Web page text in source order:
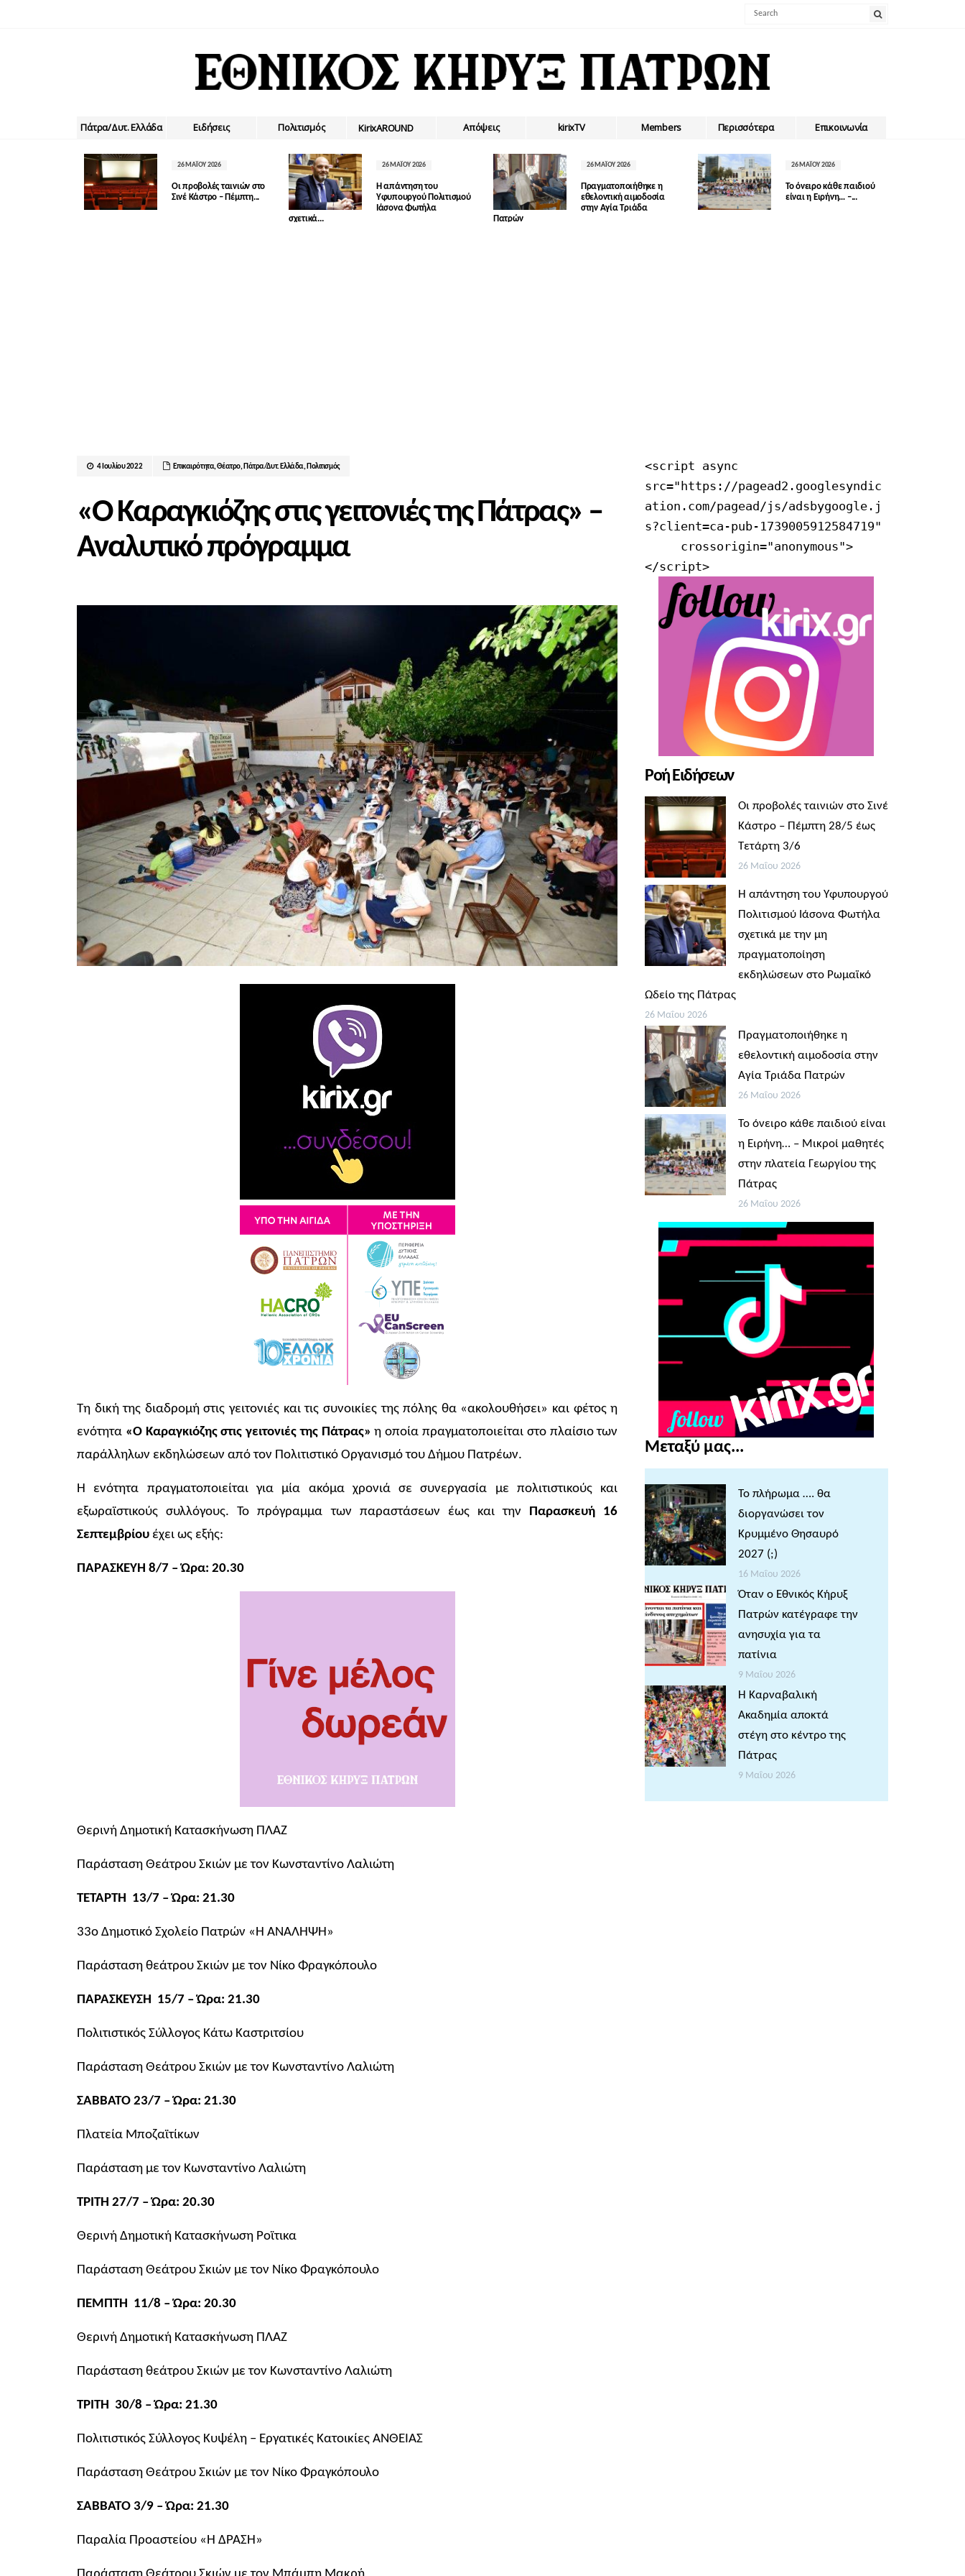
Πάτρα/Δυτ. Ελλάδα Ειδήσεις Πολιτισμός ΚirixAROUND Απόψεις kirixTV Members Περισσότερα Επικοινωνία
26 ΜΑΪ́ΟΥ 2026
Οι προβολές ταινιών στο
Σινέ Κάστρο – Πέμπτη...
26 ΜΑΪ́ΟΥ 2026
Η απάντηση του
Υφυπουργού Πολιτισμού
Ιάσονα Φωτήλα
σχετικά...
26 ΜΑΪ́ΟΥ 2026
Πραγματοποιήθηκε η
εθελοντική αιμοδοσία
στην Αγία Τριάδα
Πατρών
26 ΜΑΪ́ΟΥ 2026
Το όνειρο κάθε παιδιού
είναι η Ειρήνη… –...
4 Ιουλίου 2022 Επικαιρότητα,Θέατρο,Πάτρα/Δυτ. Ελλάδα,Πολιτισμός
«Ο Καραγκιόζης στις γειτονιές της Πάτρας» –
Αναλυτικό πρόγραμμα
Τη δική της διαδρομή στις γειτονιές και τις συνοικίες της πόλης θα «ακολουθήσει» και φέτος η
ενότητα «Ο Καραγκιόζης στις γειτονιές της Πάτρας» η οποία πραγματοποιείται στο πλαίσιο των
παράλληλων εκδηλώσεων από τον Πολιτιστικό Οργανισμό του Δήμου Πατρέων.
Η ενότητα πραγματοποιείται για μία ακόμα χρονιά σε συνεργασία με πολιτιστικούς και
εξωραϊστικούς συλλόγους. Το πρόγραμμα των παραστάσεων έως και την Παρασκευή 16
Σεπτεμβρίου έχει ως εξής:
ΠΑΡAΣΚΕΥΗ 8/7 – Ώρα: 20.30
Θερινή Δημοτική Κατασκήνωση ΠΛΑΖ
Παράσταση Θεάτρου Σκιών με τον Κωνσταντίνο Λαλιώτη
ΤΕΤΑΡΤΗ 13/7 – Ώρα: 21.30
33ο Δημοτικό Σχολείο Πατρών «Η ΑΝΑΛΗΨΗ»
Παράσταση θεάτρου Σκιών με τον Νίκο Φραγκόπουλο
ΠΑΡΑΣΚΕΥΣΗ 15/7 – Ώρα: 21.30
Πολιτιστικός Σύλλογος Κάτω Καστριτσίου
Παράσταση Θεάτρου Σκιών με τον Κωνσταντίνο Λαλιώτη
ΣΑΒΒΑΤΟ 23/7 – Ώρα: 21.30
Πλατεία Μποζαϊτίκων
Παράσταση με τον Κωνσταντίνο Λαλιώτη
ΤΡΙΤΗ 27/7 – Ώρα: 20.30
Θερινή Δημοτική Κατασκήνωση Ροϊτικα
Παράσταση Θεάτρου Σκιών με τον Νίκο Φραγκόπουλο
ΠΕΜΠΤΗ 11/8 – Ώρα: 20.30
Θερινή Δημοτική Κατασκήνωση ΠΛΑΖ
Παράσταση θεάτρου Σκιών με τον Κωνσταντίνο Λαλιώτη
ΤΡΙΤΗ 30/8 – Ώρα: 21.30
Πολιτιστικός Σύλλογος Κυψέλη – Εργατικές Κατοικίες ΑΝΘΕΙΑΣ
Παράσταση Θεάτρου Σκιών με τον Νίκο Φραγκόπουλο
ΣΑΒΒΑΤΟ 3/9 – Ώρα: 21.30
Παραλία Προαστείου «Η ΔΡΑΣΗ»
<script async
src="https://pagead2.googlesyndic
ation.com/pagead/js/adsbygoogle.j
s?client=ca-pub-1739005912584719"
</script>
Ροή Ειδήσεων
Οι προβολές ταινιών στο Σινέ
Κάστρο – Πέμπτη 28/5 έως
Τετάρτη 3/6
26 Μαΐου 2026
Η απάντηση του Υφυπουργού
Πολιτισμού Ιάσονα Φωτήλα
σχετικά με την μη
πραγματοποίηση
εκδηλώσεων στο Ρωμαϊκό
Ωδείο της Πάτρας
26 Μαΐου 2026
Πραγματοποιήθηκε η
εθελοντική αιμοδοσία στην
Αγία Τριάδα Πατρών
26 Μαΐου 2026
Το όνειρο κάθε παιδιού είναι
η Ειρήνη… – Μικροί μαθητές
στην πλατεία Γεωργίου της
Πάτρας
26 Μαΐου 2026
Μεταξύ μας...
Το πλήρωμα …. θα
διοργανώσει τον
Κρυμμένο Θησαυρό
2027 (;)
16 Μαΐου 2026
Όταν ο Εθνικός Κήρυξ
Πατρών κατέγραφε την
ανησυχία για τα
πατίνια
9 Μαΐου 2026
Η Καρναβαλική
Ακαδημία αποκτά
στέγη στο κέντρο της
Πάτρας
9 Μαΐου 2026